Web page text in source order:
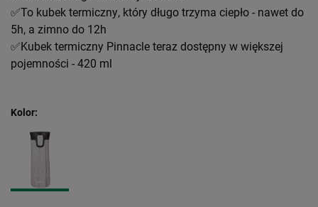
✅To kubek termiczny, który długo trzyma ciepło - nawet do
5h, a zimno do 12h
✅Kubek termiczny Pinnacle teraz dostępny w większej
pojemności - 420 ml
Kolor